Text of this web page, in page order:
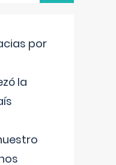
por
la